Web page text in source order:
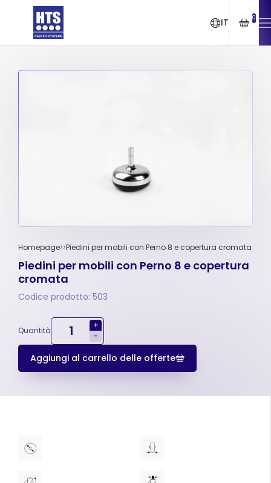
IT 0
Homepage Piedini per mobili con Perno 8 e copertura cromata
Piedini per mobili con Perno 8 e copertura
cromata
Codice prodotto: 503
Quantità
+
-
Aggiungi al carrello delle offerte